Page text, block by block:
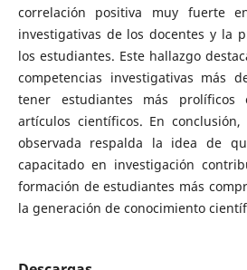
correlación positiva muy fuerte
investigativas de los docentes y la
los estudiantes. Este hallazgo
competencias investigativas más
tener estudiantes más
artículos científicos. En
observada respalda la idea de
capacitado en investigación
formación de estudiantes más
la generación de conocimiento